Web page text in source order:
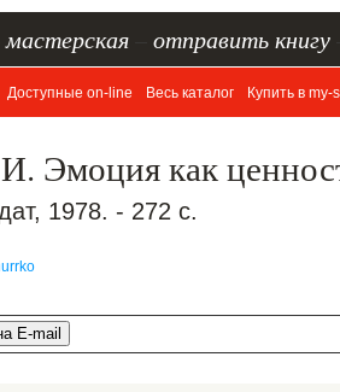
мастерская отправить книгу
Доступные on-line Весь каталог Купить в my-
Эмоция как
1978. - 272 с.